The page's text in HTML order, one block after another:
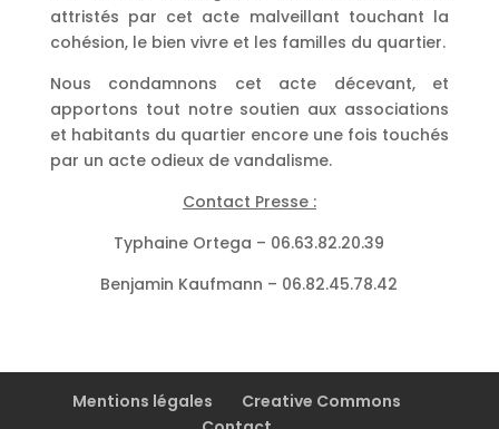
attristés par cet acte malveillant touchant la
cohésion, le bien vivre et les familles du quartier.
Nous condamnons cet acte décevant, et
apportons tout notre soutien aux associations
et habitants du quartier encore une fois touchés
par un acte odieux de vandalisme.
Contact Presse :
Typhaine Ortega – 06.63.82.20.39
Benjamin Kaufmann – 06.82.45.78.42
Mentions légales
Creative Commons